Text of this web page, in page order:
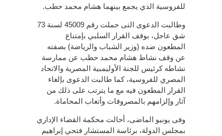
للفروسية الذي يجمع بينهما هشام محمد حطب.
وطالبت الدعوى التى حملت رقم 45009 لسنة 73
شق عاجل، بوقف القرار السلبي بإمتناع
المطعون ضده (وزير الشباب والرياضة) بصفته
عن وقف نشاط هشام محمد حطب عن ممارسة
نشاطه كرئيس للجنة الأوليمبية المصرية والاتحاد
المصري للفروسية، كما طالبت الدعوى بإلغاء
القرار المطعون فيه مع ما يترتب على ذلك من
آثار وإلزامهم بالمصروفات وأتعاب المحاماة.
وفى يونيو الماضى، أحالت محكمة القضاء الإداري
بمجلس الدولة، برئاسة المستشار فتحي إبراهيم